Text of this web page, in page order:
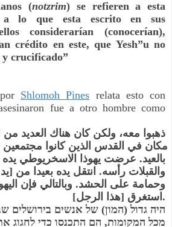
(notzrim) se refieren a esta
a lo que esta escrito en sus
considerarían (conocerían),
crédito en este, que Yesh”u no
y crucificado”
Shlomoh Pines relata esto con
fue a otro hombre como
استغرق [هذا الرجل].